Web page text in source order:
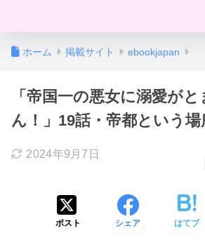
ホーム 掲載サイト ebookjapan
「帝国一の悪女に溺愛が
ん！」19話・帝都という場
2024年9月7日
ポスト シェア はてブ